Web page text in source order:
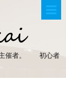
主催者。 初心者